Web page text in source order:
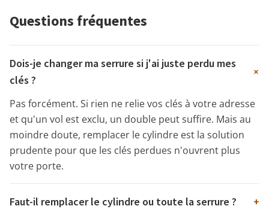
Questions fréquentes
Dois-je changer ma serrure si j'ai juste perdu mes
clés ?
+
Pas forcément. Si rien ne relie vos clés à votre adresse
et qu'un vol est exclu, un double peut suffire. Mais au
moindre doute, remplacer le cylindre est la solution
prudente pour que les clés perdues n'ouvrent plus
votre porte.
Faut-il remplacer le cylindre ou toute la serrure ? +